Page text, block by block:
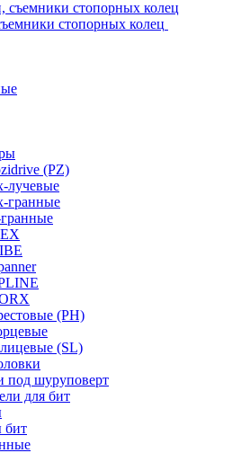
стопорных колец
(PZ)
лучевые
гранные
(PH)
(SL)
под шуруповерт
для бит
бит